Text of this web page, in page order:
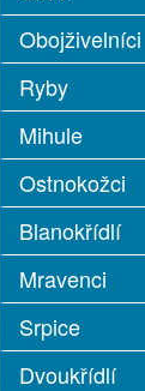
Obojživelníci
Ryby
Mihule
Ostnokožci
Blanokřídlí
Mravenci
Srpice
Dvoukřídlí